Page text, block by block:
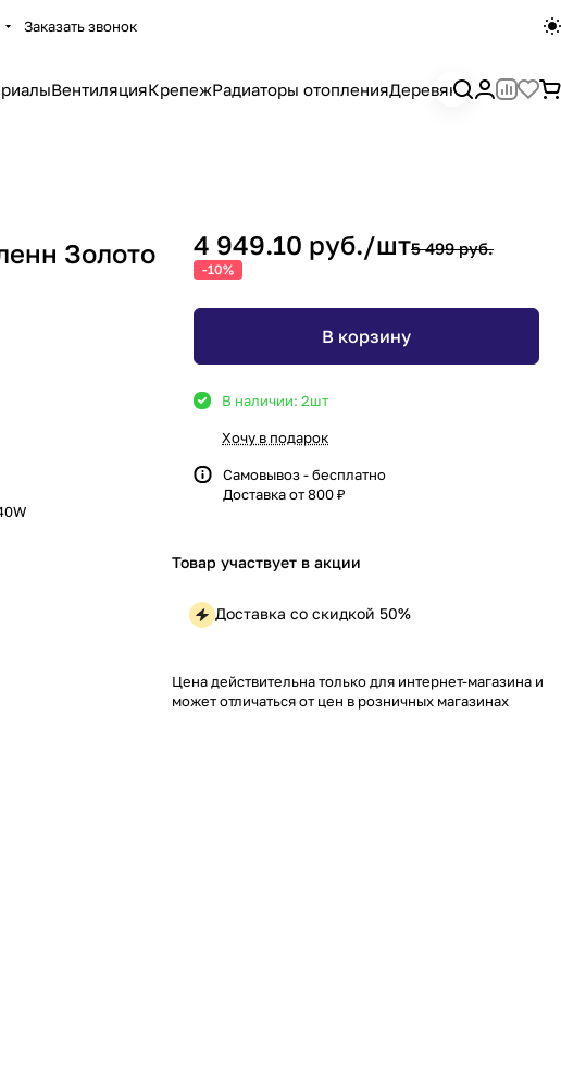
Заказать звонок
ВентиляцияКрепежРадиаторы отопленияДеревянный
Золото
4 949.10 руб./шт5 499 руб.
-10%
В корзину
В наличии: 2шт
Хочу в подарок
Самовывоз - бесплатно
Доставка от 800 ₽
Товар участвует в акции
Доставка со скидкой 50%
Цена действительна только для интернет-магазина и
может отличаться от цен в розничных магазинах